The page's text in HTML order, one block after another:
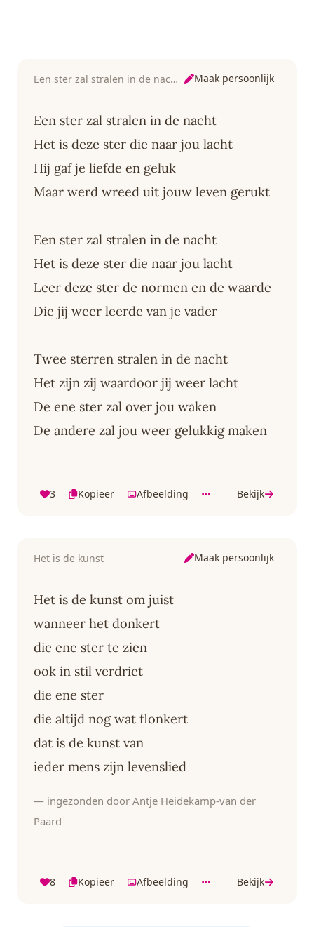
Een ster zal stralen in de nacht Maak persoonlijk
Een ster zal stralen in de nacht
Het is deze ster die naar jou lacht
Hij gaf je liefde en geluk
Maar werd wreed uit jouw leven gerukt
Een ster zal stralen in de nacht
Het is deze ster die naar jou lacht
Leer deze ster de normen en de waarde
Die jij weer leerde van je vader
Twee sterren stralen in de nacht
Het zijn zij waardoor jij weer lacht
De ene ster zal over jou waken
De andere zal jou weer gelukkig maken
3 Kopieer Afbeelding Bekijk
Het is de kunst Maak persoonlijk
Het is de kunst om juist
wanneer het donkert
die ene ster te zien
ook in stil verdriet
die ene ster
die altijd nog wat flonkert
dat is de kunst van
ieder mens zijn levenslied
— ingezonden door Antje Heidekamp-van der
Paard
8 Kopieer Afbeelding Bekijk